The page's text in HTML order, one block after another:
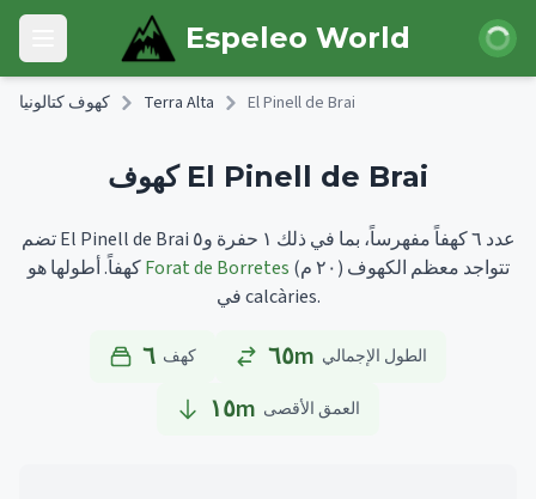
Skip to main content
Open main menu Espeleo World الدخول
كهوف كتالونيا Terra Alta El Pinell de Brai
كهوف El Pinell de Brai
تضم El Pinell de Brai عدد ٦ كهفاً مفهرساً، بما في ذلك ١ حفرة و٥
كهفاً.أطولها هوForat de Borretes (٢٠ م) تتواجد معظم الكهوف
في calcàries.
٦ كهف ٦٥m الطول الإجمالي
١٥m العمق الأقصى